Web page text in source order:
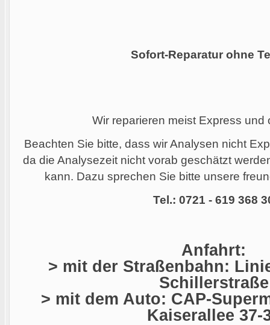
Sofort-Reparatur ohne
Wir reparieren meist Express und
Beachten Sie bitte, dass wir Analysen nicht
da die Analysezeit nicht vorab geschätzt
kann. Dazu sprechen Sie bitte unsere
Tel.: 0721 - 619 368
Anfahrt:
> mit der Straßenbahn:
Schillerstraße
> mit dem Auto: CAP-
Kaiserallee 37-